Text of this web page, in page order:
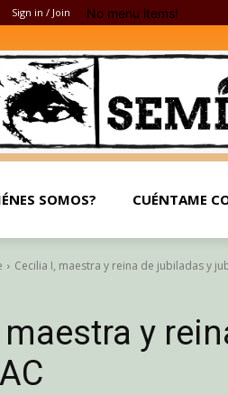
Sign in / Join No menu items!
SOMOS? CUÉNTAME
Cecilia I, maestra y reina de jubiladas y
maestra y